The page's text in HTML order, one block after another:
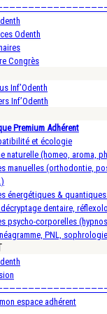
Odenth
Congrès
Inf’Odenth
Inf’Odenth
Premium Adhérent
et écologie
naturelle (homeo, aroma,
manuelles (orthodontie,
énergétiques &
dentaire,
psycho-corporelles
PNL,
espace adhérent